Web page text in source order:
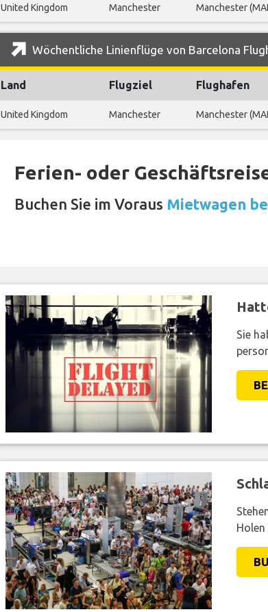
United Kingdom Manchester Manchester
Wöchentliche Linienflüge von Barcelona
Land Flugziel Flughafen
United Kingdom Manchester Manchester
Ferien- oder
Buchen Sie im Voraus Mietwagen
Sie